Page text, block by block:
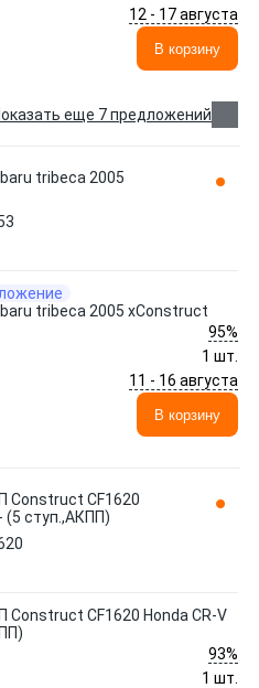
12 - 17 августа
В корзину
еще 7 предложений
tribeca 2005
tribeca 2005 xConstruct
95%
1 шт.
11 - 16 августа
В корзину
Construct CF1620
(5 ступ.,АКПП)
CF1620 Honda CR-V
93%
1 шт.